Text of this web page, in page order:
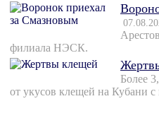
филиала НЭСК.
Более
от укусов клещей на Кубани с